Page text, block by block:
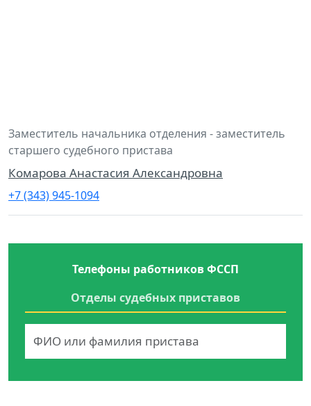
Заместитель начальника отделения - заместитель
старшего судебного пристава
Комарова Анастасия Александровна
+7 (343) 945-1094
Телефоны работников ФССП
Отделы судебных приставов